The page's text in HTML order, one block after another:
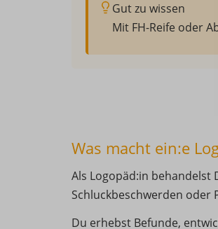
Gut zu wissen
Mit FH-Reife oder
Was macht ein:e
Als Logopäd:in behandelst
Schluckbeschwerden oder
Du erhebst Befunde,